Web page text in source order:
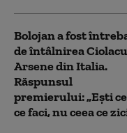
Bolojan a fost
de întâlnirea
Arsene din Italia.
Răspunsul
premierului: „Eşti
ce faci, nu ceea ce